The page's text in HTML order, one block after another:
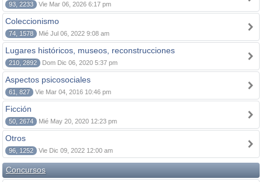
93, 2233 Vie Mar 06, 2026 6:17 pm
Coleccionismo
74, 1578 Mié Jul 06, 2022 9:08 am
Lugares históricos, museos, reconstrucciones
210, 2892 Dom Dic 06, 2020 5:37 pm
Aspectos psicosociales
61, 827 Vie Mar 04, 2016 10:46 pm
Ficción
50, 2674 Mié May 20, 2020 12:23 pm
Otros
96, 1252 Vie Dic 09, 2022 12:00 am
Concursos